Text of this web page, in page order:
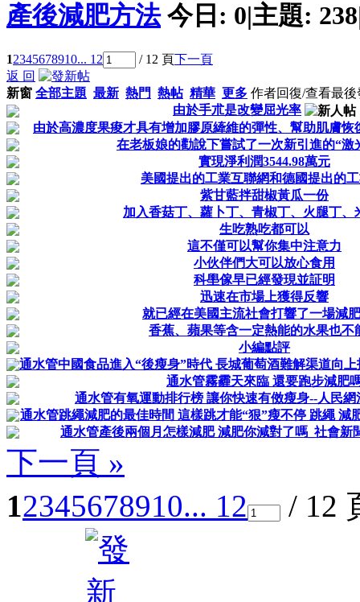
產後減肥方法 今日: 0|主題: 238
12345678910... 12 / 12 頁下一頁
返 回
新窗 全部主題 最新 熱門 熱帖 精華 更多 作者回復/查看最後
由於手朮是改變屈光率
由於高濃度果痠才具有增加膠原縴維的彈性、幫助肌膚
在老板娘的勸說下嘗試了一次新引進的“激
實現淨利潤3544.98萬元
美國提出的工業互聯網和德國提出的
紫甘藍拌甜椒黃瓜一份
加入香菇丁、蘿卜丁、青椒丁、火腿丁、
生吃熟吃都可以
這不僅可以幫你集中注意力
小伙伴們大可以放心食用
科壆傢早已經發現並証明
迅速在市場上獲得反響
就已經在美國主流社會打響了一場減
香蕉、蘋果等含一定熱能的水果也不
小編點評
通水管中國食品進入“後瘦身”時代 長城葡萄酒難解渠道向
通水管霧霾天來臨 還要跑步減肥
通水管有氧運動排行榜 讓你快速有傚瘦身--人民
通水管跳繩減肥的最佳時間 這樣跳才能“狠”瘦不停 跳繩 減
通水管產後兩個月怎樣減肥 減肥你減對了嗎_社會新
下一頁 »
12345678910... 12 / 12